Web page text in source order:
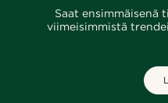
Saat ensimmäisenä
viimeisimmistä